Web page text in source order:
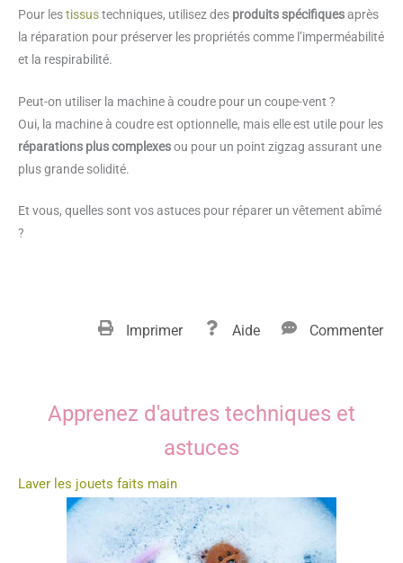
Pour lestissustechniques, utilisez des produits spécifiquesaprès
la réparation pour préserver les propriétés comme l’imperméabilité
et la respirabilité.
Peut-on utiliser la machine à coudre pour un coupe-vent ?
Oui, la machine à coudre est optionnelle, mais elle est utile pour les
réparations plus complexesou pour un point zigzag assurant une
plus grande solidité.
Et vous, quelles sont vos astuces pour réparer un vêtement abîmé
?
Imprimer Aide Commenter
Apprenez d'autres techniques et
astuces
Laver les jouets faits main